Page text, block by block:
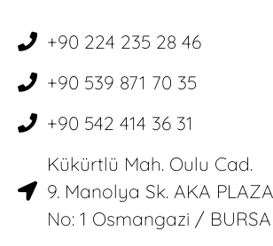
+90 224 235 28 46
+90 539 871 70 35
+90 542 414 36 31
Kükürtlü Mah. Oulu Cad.
9. Manolya Sk. AKA PLAZA
No: 1 Osmangazi / BURSA